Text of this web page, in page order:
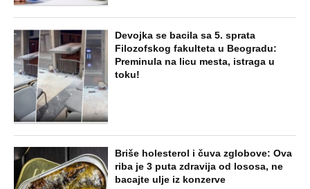
Devojka se bacila sa 5. sprata
Filozofskog fakulteta u Beogradu:
Preminula na licu mesta, istraga u
toku!
Briše holesterol i čuva zglobove: Ova
riba je 3 puta zdravija od lososa, ne
bacajte ulje iz konzerve